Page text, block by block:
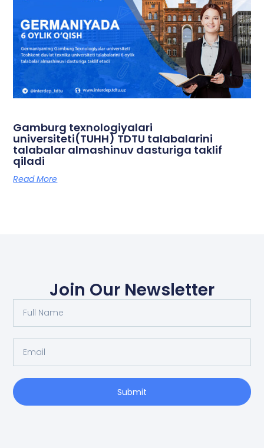
Gamburg texnologiyalari
universiteti(TUHH) TDTU talabalarini
talabalar almashinuv dasturiga taklif
qiladi
Read More
Join Our Newsletter
Submit